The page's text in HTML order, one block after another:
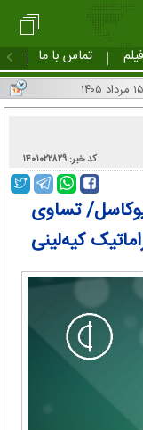
تماس با ما
کد خبر: ۱۴۰۱۰۲۲۸۲۹
تساوی
کیه‌لینی